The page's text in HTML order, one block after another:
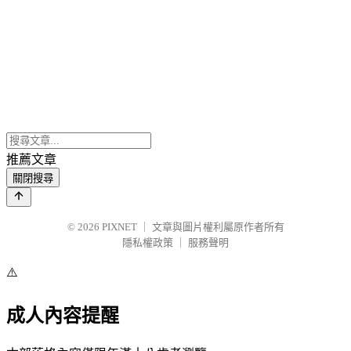
推薦文章
關閉搜尋
© 2026 PIXNET
文章與圖片權利屬原作者所有
隱私權政策
服務聲明
⚠️
成人內容提醒